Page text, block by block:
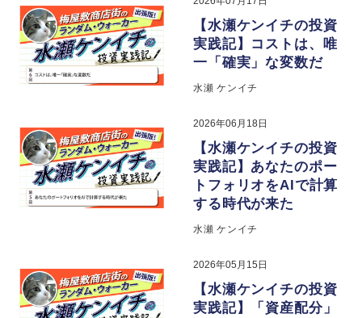
【水瀬ケンイチの投資
実践記】コストは、唯
一「確実」な変数だ
水瀬 ケンイチ
2026年06月18日
【水瀬ケンイチの投資
実践記】あなたのポー
トフォリオをAIで計算
する時代が来た
水瀬 ケンイチ
2026年05月15日
【水瀬ケンイチの投資
実践記】「資産配分」